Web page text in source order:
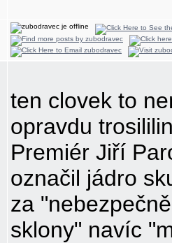
ten clovek to
opravdu
Premiér Jiří
označil jádro
za
sklony" navíc